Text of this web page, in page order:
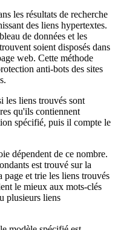
les résultats de recherche
des liens hypertextes.
de données et les
soient disposés dans
web. Cette méthode
anti-bots des sites
les liens trouvés sont
qu'ils contiennent
spécifié, puis il compte le
dépendent de ce nombre.
est trouvé sur la
page et trie les liens trouvés
le mieux aux mots-clés
plusieurs liens